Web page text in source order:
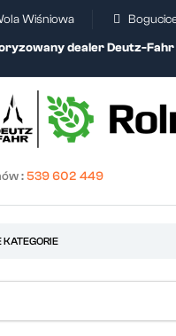
Wiśniowa
dealer Deutz-Fahr
:539 602 449